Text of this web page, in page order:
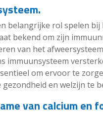
belangrijke rol spelen
bekend om zijn
van het
immuunsysteem
om ervoor te
en welzijn te
van calcium en